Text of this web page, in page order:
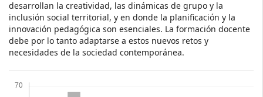
desarrollan la creatividad, las dinámicas de grupo y la
inclusión social territorial, y en donde la planificación y la
innovación pedagógica son esenciales. La formación docente
debe por lo tanto adaptarse a estos nuevos retos y
necesidades de la sociedad contemporánea.